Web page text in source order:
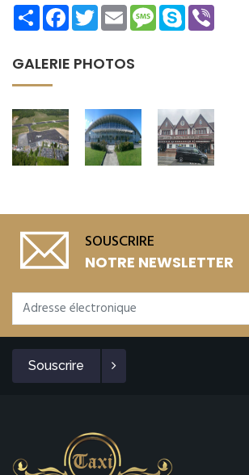
ShareFacebookTwitterEmailMessage
Skype
GALERIE PHOTOS
SOUSCRIRE
NOTRE NEWSLETTER
Souscrire